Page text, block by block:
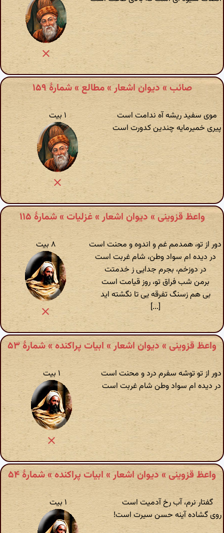
صائب » دیوان اشعار » مطالع » شمارهٔ ۱۵۹
موی سفید ریشه آه ندامت است
پیری خمیرمایه چندین کدورت است
۱ بیت
واعظ قزوینی » دیوان اشعار » غزلیات » شمارهٔ ۱۱۵
دور از تو، همدمم غم و اندوه و محنت است
در دیده ام سواد وطن، شام غربت است
در دوزخم، بجرم جدایی ز خدمتت
برمن شب فراق تو، روز قیامت است
بی هم زسنگ تفرقه یی تا نگشته اید
[...]
۸ بیت
واعظ قزوینی » دیوان اشعار » ابیات پراکنده » شمارهٔ ۵۳
دور از تو توشه سفرم درد و محنت است
در دیده ام سواد وطن شام غربت است
۱ بیت
واعظ قزوینی » دیوان اشعار » ابیات پراکنده » شمارهٔ ۵۴
گفتار نرم، آب رخ آدمیت است
روی گشاده آینه حسن سیرت است!
۱ بیت